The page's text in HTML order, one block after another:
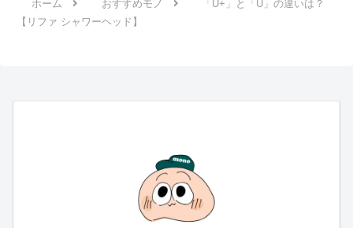
ホーム おすすめモノ
「U+」と「U」の違いは？
【リファ シャワーヘッド】